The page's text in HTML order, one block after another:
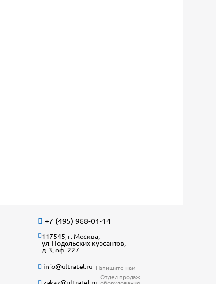
+7 (495) 988-01-14
117545, г. Москва,
ул. Подольских курсантов,
д. 3, оф. 227
info@ultratel.ru Напишите нам
Отдел продаж